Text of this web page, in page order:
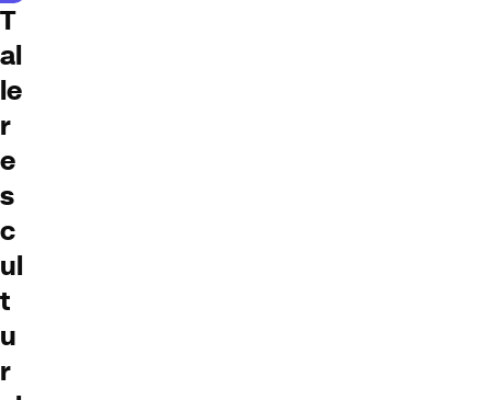
T
al
le
r
e
s
c
ul
t
u
r